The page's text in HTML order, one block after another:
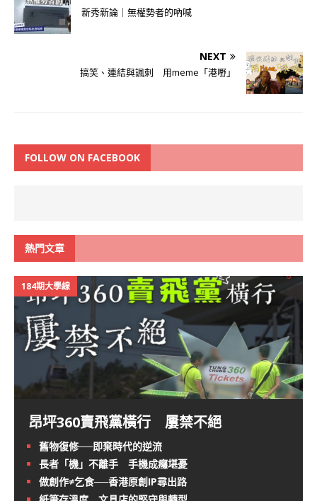
新秀新論｜無權勢者的吶喊
NEXT
搞笑、連結與諷刺 用meme「港嘢」
FOLLOW ON FACEBOOK
熱門文章
184期大學線
昂坪360賣飛黨橫行 屢禁不絕
舊物復修──即棄時代的逆流
長者「機」不離手 手機成癮堪憂
做創作≠乞食──香港原創IP尋出路